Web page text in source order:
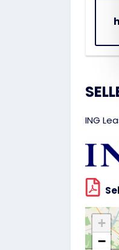
ING
+
−